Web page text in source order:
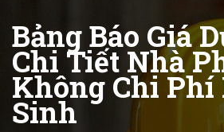
Bảng Báo Giá
Chi Tiết Nhà
Không Chi Phí
Sinh